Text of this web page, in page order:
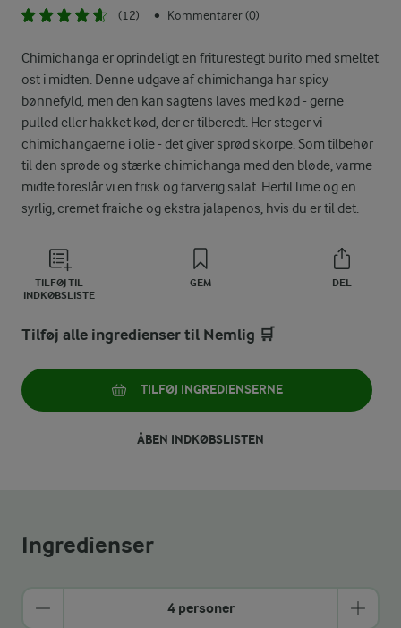
(12) • Kommentarer (0)
Chimichanga er oprindeligt en friturestegt burito med smeltet
ost i midten. Denne udgave af chimichanga har spicy
bønnefyld, men den kan sagtens laves med kød - gerne
pulled eller hakket kød, der er tilberedt. Her steger vi
chimichangaerne i olie - det giver sprød skorpe. Som tilbehør
til den sprøde og stærke chimichanga med den bløde, varme
midte foreslår vi en frisk og farverig salat. Hertil lime og en
syrlig, cremet fraiche og ekstra jalapenos, hvis du er til det.
TILFØJ TIL
INDKØBSLISTE
GEM DEL
Tilføj alle ingredienser til Nemlig 🛒
TILFØJ INGREDIENSERNE
ÅBEN INDKØBSLISTEN
Ingredienser
4 personer